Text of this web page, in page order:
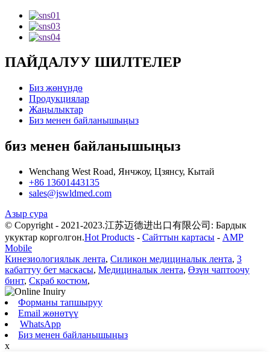
ПАЙДАЛУУ ШИЛТЕЛЕР
Биз жөнүндө
Продукциялар
Жаңылыктар
Биз менен байланышыңыз
биз менен байланышыңыз
Wenchang West Road, Янчжоу, Цзянсу, Кытай
+86 13601443135
sales@jswldmed.com
Азыр сура
© Copyright - 2021-2023.江苏迈德进出口有限公司: Бардык
укуктар корголгон.Hot Products - Сайттын картасы - AMP
Mobile
Кинезиологиялык лента, Силикон медициналык лента, 3
кабаттуу бет маскасы, Медициналык лента, Өзүн чаптоочу
бинт, Скраб костюм,
Форманы тапшыруу
Email жөнөтүү
WhatsApp
Биз менен байланышыңыз
x